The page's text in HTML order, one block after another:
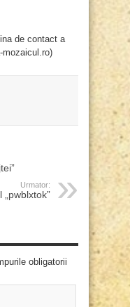
de contact a
Urmator:
obligatorii